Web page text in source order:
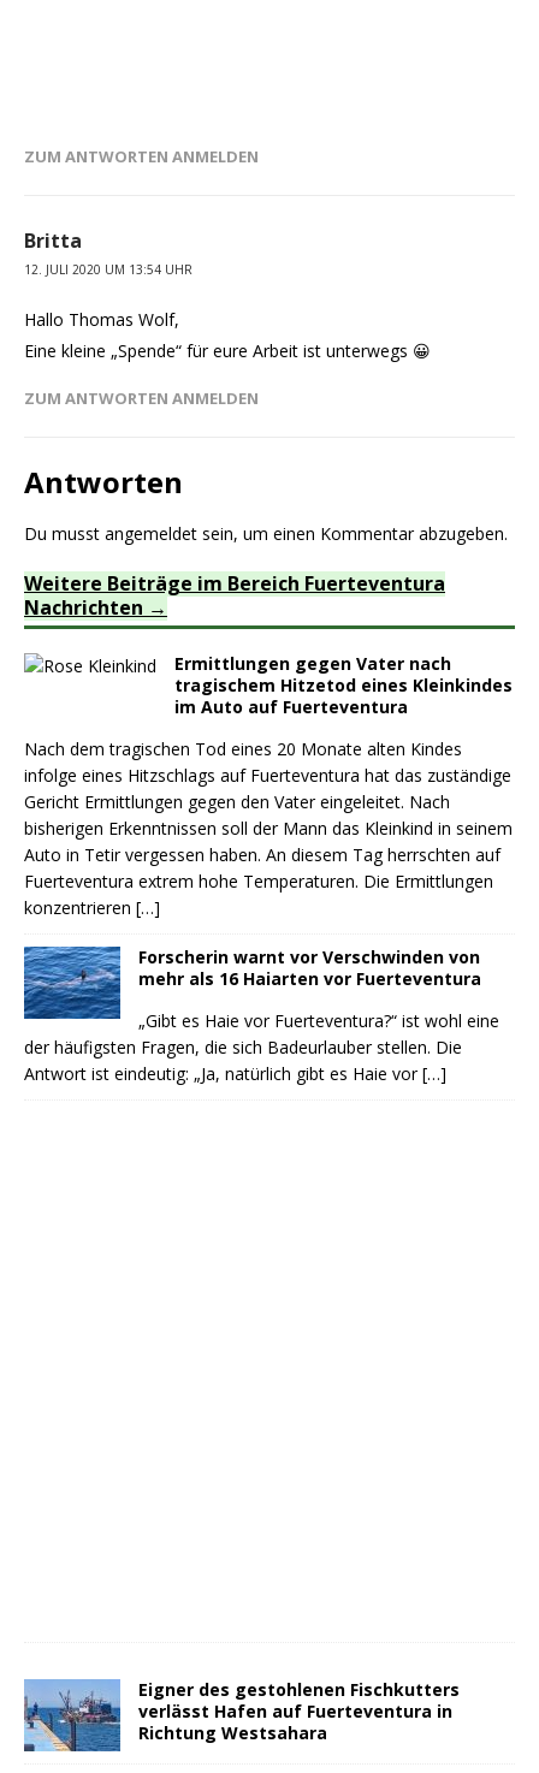
ZUM ANTWORTEN ANMELDEN
Britta
12. JULI 2020 UM 13:54 UHR
Hallo Thomas Wolf,
Eine kleine „Spende“ für eure Arbeit ist unterwegs 😀
ZUM ANTWORTEN ANMELDEN
Antworten
Du musst angemeldet sein, um einen Kommentar abzugeben.
Weitere Beiträge im Bereich Fuerteventura
Nachrichten
Ermittlungen gegen Vater nach
tragischem Hitzetod eines Kleinkindes
im Auto auf Fuerteventura
Nach dem tragischen Tod eines 20 Monate alten Kindes
infolge eines Hitzschlags auf Fuerteventura hat das zuständige
Gericht Ermittlungen gegen den Vater eingeleitet. Nach
bisherigen Erkenntnissen soll der Mann das Kleinkind in seinem
Auto in Tetir vergessen haben. An diesem Tag herrschten auf
Fuerteventura extrem hohe Temperaturen. Die Ermittlungen
konzentrieren […]
Forscherin warnt vor Verschwinden von
mehr als 16 Haiarten vor Fuerteventura
„Gibt es Haie vor Fuerteventura?“ ist wohl eine
der häufigsten Fragen, die sich Badeurlauber stellen. Die
Antwort ist eindeutig: „Ja, natürlich gibt es Haie vor[…]
Eigner des gestohlenen Fischkutters
verlässt Hafen auf Fuerteventura in
Richtung Westsahara